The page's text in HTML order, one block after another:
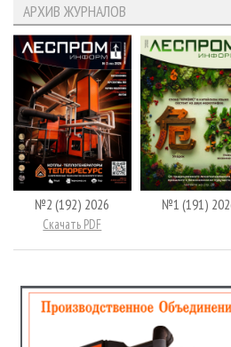
АРХИВ ЖУРНАЛОВ
№2 (192) 2026
Скачать PDF
№1 (191)